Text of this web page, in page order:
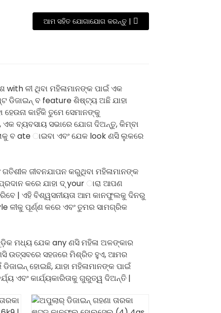
ଆମ ସହିତ ଯୋଗାଯୋଗ କରନ୍ତୁ |
ଳୀ ଥିବା ମହିଳାମାନଙ୍କ ପାଇଁ ଏକ
ଡିଜାଇନ୍ ବ feature ଶିଷ୍ଟ୍ୟ ଅଛି ଯାହା
ହେଉନା କାହିଁକି ତୁମେ ସେମାନଙ୍କୁ
ବ୍ୟବସାୟ ସଭାରେ ଯୋଗ ଦିଅନ୍ତୁ, କିମ୍ବା
ବ ate ାଇବା ଏବଂ ଯେକ look ଣସି ଲୁକରେ
ଜୀବନଯାପନ କରୁଥିବା ମହିଳାମାନଙ୍କ
କରେ ଯାହା ଦ୍ your ାରା ଆପଣ
| ଏହି ବିଶ୍ୱସନୀୟତା ଆମ କାନଫୁଲକୁ ଦିନରୁ
ଳୀକୁ ପୂର୍ଣ୍ଣ କରେ ଏବଂ ତୁମର ସାମଗ୍ରିକ
ମଧ୍ୟ ଯେକ any ଣସି ମହିଳା ଅଳଙ୍କାର
ଉତ୍ସବରେ ସହଜରେ ମିଶ୍ରିତ ହୁଏ, ଆମର
ହୋଇଛି, ଯାହା ମହିଳାମାନଙ୍କ ପାଇଁ
ଏବଂ କାର୍ଯ୍ୟକାରିତାକୁ ଗୁରୁତ୍ୱ ଦିଅନ୍ତି |